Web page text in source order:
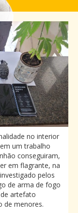
no interior
um trabalho
conseguiram,
em flagrante, na
pelos
de arma de fogo
artefato
de menores.